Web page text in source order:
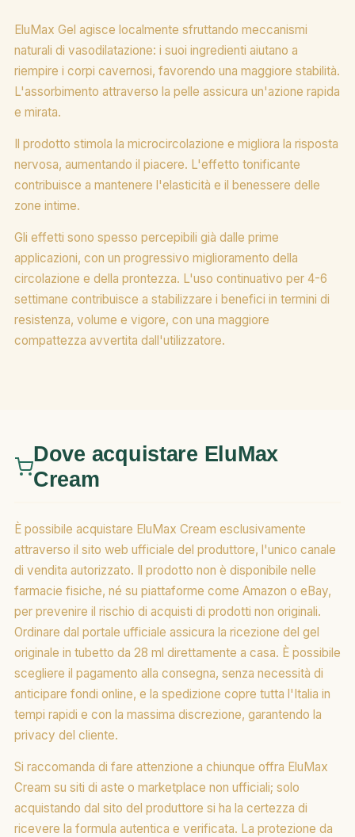
EluMax Gel agisce localmente sfruttando meccanismi
naturali di vasodilatazione: i suoi ingredienti aiutano a
riempire i corpi cavernosi, favorendo una maggiore stabilità.
L'assorbimento attraverso la pelle assicura un'azione rapida
e mirata.
Il prodotto stimola la microcircolazione e migliora la risposta
nervosa, aumentando il piacere. L'effetto tonificante
contribuisce a mantenere l'elasticità e il benessere delle
zone intime.
Gli effetti sono spesso percepibili già dalle prime
applicazioni, con un progressivo miglioramento della
circolazione e della prontezza. L'uso continuativo per 4-6
settimane contribuisce a stabilizzare i benefici in termini di
resistenza, volume e vigore, con una maggiore
compattezza avvertita dall'utilizzatore.
Dove acquistare EluMax
Cream
È possibile acquistare EluMax Cream esclusivamente
attraverso il sito web ufficiale del produttore, l'unico canale
di vendita autorizzato. Il prodotto non è disponibile nelle
farmacie fisiche, né su piattaforme come Amazon o eBay,
per prevenire il rischio di acquisti di prodotti non originali.
Ordinare dal portale ufficiale assicura la ricezione del gel
originale in tubetto da 28 ml direttamente a casa. È possibile
scegliere il pagamento alla consegna, senza necessità di
anticipare fondi online, e la spedizione copre tutta l'Italia in
tempi rapidi e con la massima discrezione, garantendo la
privacy del cliente.
Si raccomanda di fare attenzione a chiunque offra EluMax
Cream su siti di aste o marketplace non ufficiali; solo
acquistando dal sito del produttore si ha la certezza di
ricevere la formula autentica e verificata. La protezione da